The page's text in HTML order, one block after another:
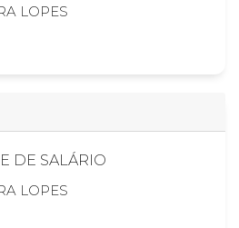
LOPES
DE SALÁRIO
LOPES